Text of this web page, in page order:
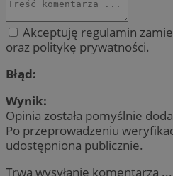
Akceptuję regulamin
oraz politykę prywatności.
Błąd:
Wynik:
Opinia została pomyślnie
Po przeprowadzeniu
udostępniona publicznie.
Trwa wysyłanie komentarza ...